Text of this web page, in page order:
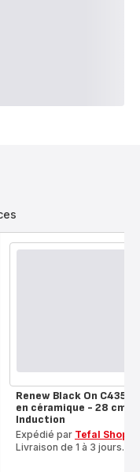
Renew Black On
en céramique - 28 cm -
Induction
Expédié par Tefal Shop
Livraison de 1 à 3 jours.